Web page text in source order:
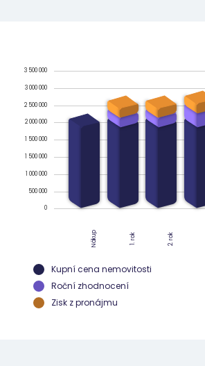
0
500 000
1 000 000
1 500 000
1 500 000
2 000 000
2 500 000
3 000 000
3 500 000
Nákup 1. rok 2. rok
Kupní cena nemovitosti
Roční zhodnocení
Zisk z pronájmu